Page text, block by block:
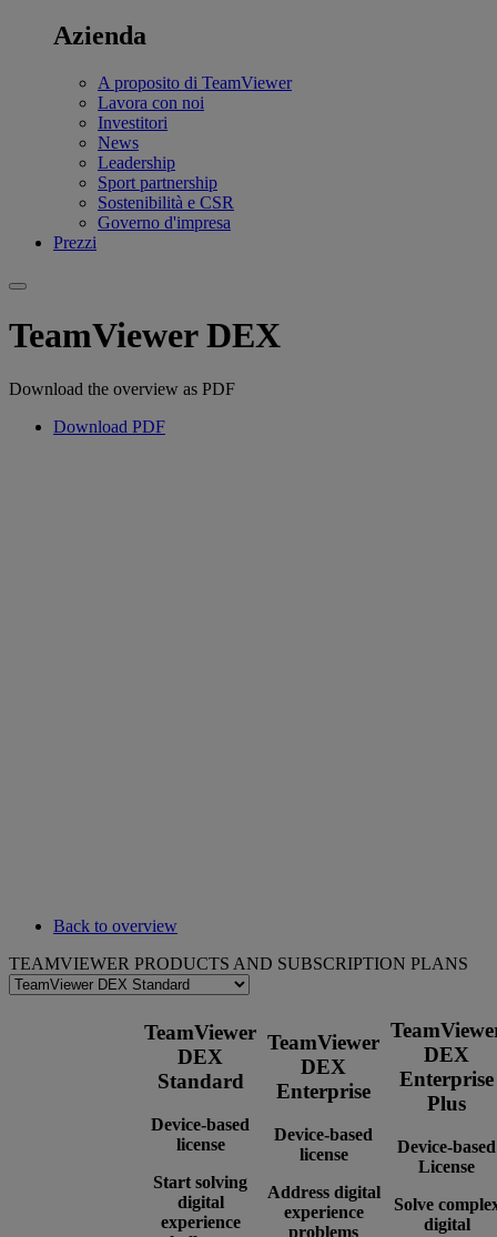
Azienda
A proposito di TeamViewer
Lavora con noi
Investitori
News
Leadership
Sport partnership
Sostenibilità e CSR
Governo d'impresa
Prezzi
TeamViewer DEX
Download the overview as PDF
Download PDF
Back to overview
TEAMVIEWER PRODUCTS AND SUBSCRIPTION PLANS
TeamViewer
DEX
Standard
Device-based
license
Start solving
digital
experience
TeamViewer
DEX
Enterprise
Device-based
license
Address digital
experience
problems
DEX
Enterprise
Plus
Device-based
License
Solve
digital